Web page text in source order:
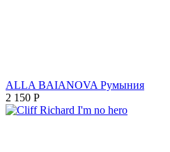
ALLA BAIANOVA Румыния
2 150 Р